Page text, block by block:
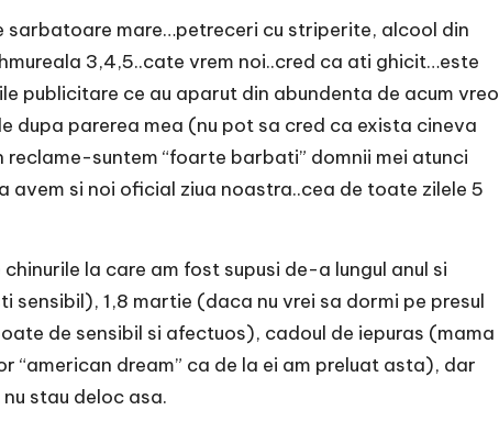
sarbatoare mare…petreceri cu striperite, alcool din
3,4,5..cate vrem noi..cred ca ati ghicit…este
publicitare ce au aparut din abundenta de acum vreo
dupa parerea mea (nu pot sa cred ca exista cineva
suntem “foarte barbati” domnii mei atunci
avem si noi oficial ziua noastra..cea de toate zilele 5
la care am fost supusi de-a lungul anul si
sensibil), 1,8 martie (daca nu vrei sa dormi pe presul
de sensibil si afectuos), cadoul de iepuras (mama
“american dream” ca de la ei am preluat asta), dar
stau deloc asa.